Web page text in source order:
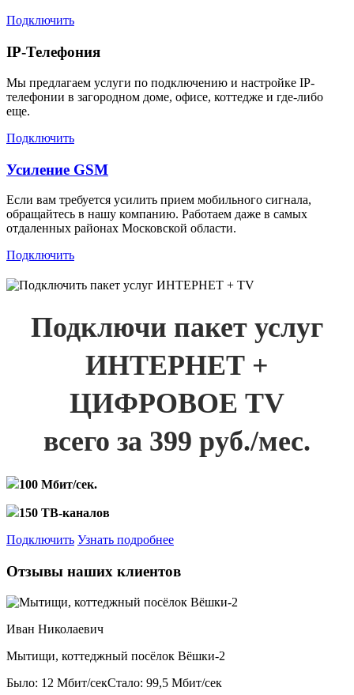
Подключить
IP-Телефония
Мы предлагаем услуги по подключению и настройке IP-
телефонии в загородном доме, офисе, коттедже и где-либо
еще.
Подключить
Усиление GSM
Если вам требуется усилить прием мобильного сигнала,
обращайтесь в нашу компанию. Работаем даже в самых
отдаленных районах Московской области.
Подключить
Подключи пакет услуг
ИНТЕРНЕТ +
ЦИФРОВОЕ TV
всего за 399 руб./мес.
100 Мбит/сек.
150 ТВ-каналов
Подключить Узнать подробнее
Отзывы наших клиентов
Иван Николаевич
Мытищи, коттеджный посёлок Вёшки-2
Было: 12 Мбит/секСтало: 99,5 Мбит/сек